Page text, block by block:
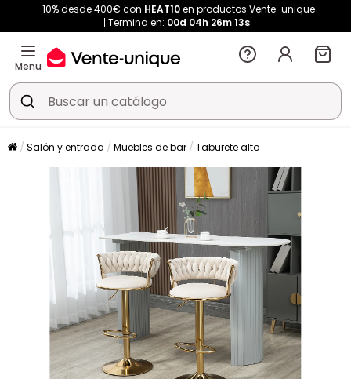
-10% desde 400€ con HEAT10en productos Vente-unique
Termina en: 00d 04h 26m13s
Menu
Salón y entrada Muebles de bar Taburete alto